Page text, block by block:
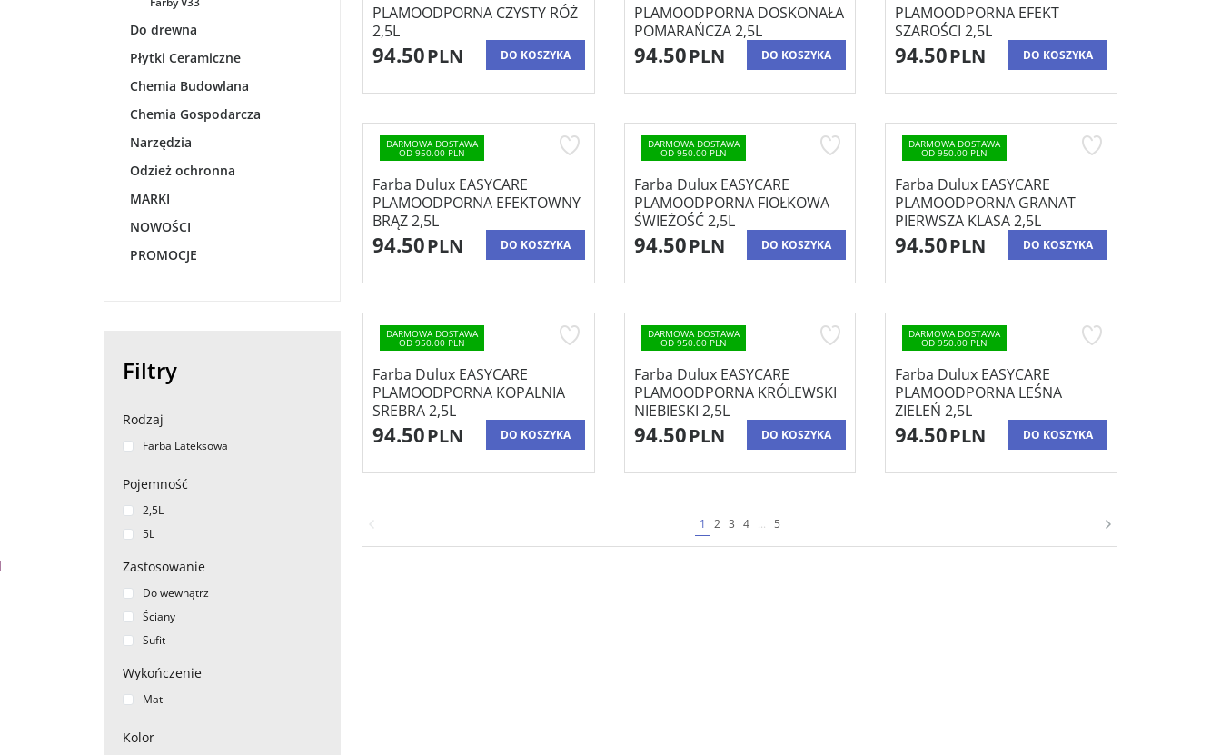
PLAMOODPORNA CZYSTY RÓŻ
2,5L
94.50PLN DO KOSZYKA
PLAMOODPORNA DOSKONAŁA
POMARAŃCZA 2,5L
94.50PLN DO KOSZYKA
PLAMOODPORNA EFEKT
SZAROŚCI 2,5L
94.50PLN DO KOSZYKA
DARMOWA DOSTAWA
OD 950.00 PLN
Farba Dulux EASYCARE
PLAMOODPORNA EFEKTOWNY
BRĄZ 2,5L
94.50PLN DO KOSZYKA
DARMOWA DOSTAWA
OD 950.00 PLN
Farba Dulux EASYCARE
PLAMOODPORNA FIOŁKOWA
ŚWIEŻOŚĆ 2,5L
94.50PLN DO KOSZYKA
DARMOWA DOSTAWA
OD 950.00 PLN
Farba Dulux EASYCARE
PLAMOODPORNA GRANAT
PIERWSZA KLASA 2,5L
94.50PLN DO KOSZYKA
DARMOWA DOSTAWA
OD 950.00 PLN
Farba Dulux EASYCARE
PLAMOODPORNA KOPALNIA
SREBRA 2,5L
94.50PLN DO KOSZYKA
DARMOWA DOSTAWA
OD 950.00 PLN
Farba Dulux EASYCARE
PLAMOODPORNA KRÓLEWSKI
NIEBIESKI 2,5L
94.50PLN DO KOSZYKA
DARMOWA DOSTAWA
OD 950.00 PLN
Farba Dulux EASYCARE
PLAMOODPORNA LEŚNA
ZIELEŃ 2,5L
94.50PLN DO KOSZYKA
1 2 3 4 ... 5
Do drewna
Płytki Ceramiczne
Chemia Budowlana
Chemia Gospodarcza
Narzędzia
Odzież ochronna
MARKI
NOWOŚCI
PROMOCJE
Filtry
Rodzaj
Farba Lateksowa
Pojemność
2,5L
5L
Zastosowanie
Do wewnątrz
Ściany
Sufit
Wykończenie
Mat
Kolor